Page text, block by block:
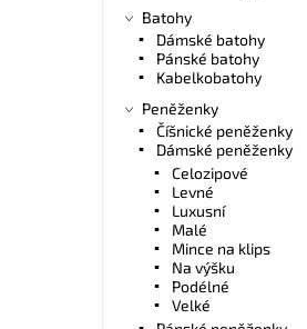
Batohy
Dámské batohy
Pánské batohy
Kabelkobatohy
Peněženky
Číšnické peněženky
Dámské peněženky
Celozipové
Levné
Luxusní
Malé
Mince na klips
Na výšku
Podélné
Velké